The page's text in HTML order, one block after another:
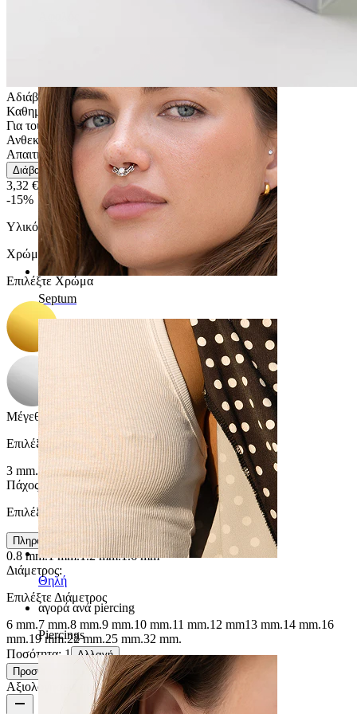
Septum
Θηλή
αγορά ανά piercing
Piercings
Αδιάβροχο
Καθημερινή χρήση
Για τους περισσότερους τύπους δέρματος
Ανθεκτικό
Απαιτητικό
Διάβασε περισσότερα
3,32 € 3,90 €
-15%
Υλικό:Χειρουργικό ατσάλι
Χρώμα:
Επιλέξτε Χρώμα
Μέγεθος μπίλιας :
Επιλέξτε Μέγεθος μπίλιας
3 mm. 4 mm.5 mm.6 mm.
Πάχος στύλου:
Επιλέξτε Πάχος στύλου
Πληροφορίες μεγέθους
0.8 mm.1 mm.1.2 mm.1.6 mm
Διάμετρος:
Επιλέξτε Διάμετρος
6 mm.7 mm.8 mm.9 mm.10 mm.11 mm.12 mm13 mm.14 mm.16
mm.19 mm.22 mm.25 mm.32 mm.
Ποσότητα: 1
Αλλαγή
Προσθήκη στο καλάθι
Αξιολογήσεις προϊόντος